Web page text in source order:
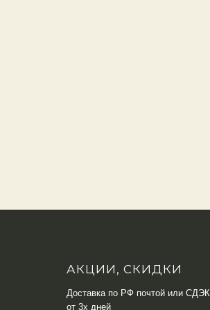
АКЦИИ, СКИДКИ
Доставка по РФ почтой или СДЭК
от 3х дней